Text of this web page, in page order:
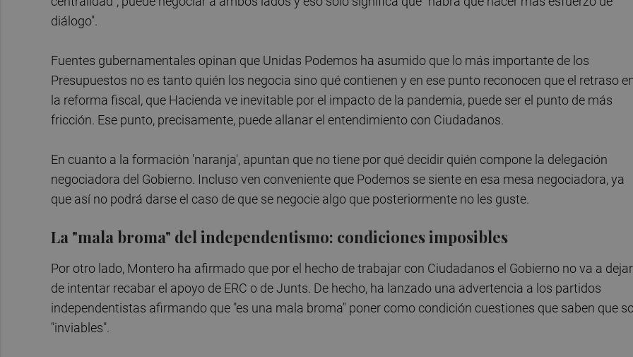
diálogo".
Fuentes gubernamentales opinan que Unidas Podemos ha asumido que lo más importante de los
Presupuestos no es tanto quién los negocia sino qué contienen y en ese punto reconocen que el retraso
la reforma fiscal, que Hacienda ve inevitable por el impacto de la pandemia, puede ser el punto de más
fricción. Ese punto, precisamente, puede allanar el entendimiento con Ciudadanos.
En cuanto a la formación 'naranja', apuntan que no tiene por qué decidir quién compone la delegación
negociadora del Gobierno. Incluso ven conveniente que Podemos se siente en esa mesa negociadora, ya
que así no podrá darse el caso de que se negocie algo que posteriormente no les guste.
La "mala broma" del independentismo: condiciones imposibles
Por otro lado, Montero ha afirmado que por el hecho de trabajar con Ciudadanos el Gobierno no va a dejar
de intentar recabar el apoyo de ERC o de Junts. De hecho, ha lanzado una advertencia a los partidos
independentistas afirmando que "es una mala broma" poner como condición cuestiones que saben que
"inviables".